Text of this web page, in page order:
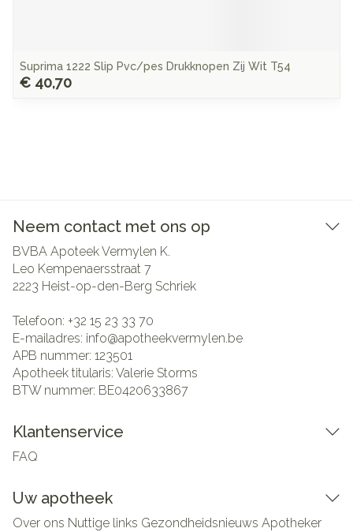
Suprima 1222 Slip Pvc/pes Drukknopen Zij Wit T54
€ 40,70
Neem contact met ons op
BVBA Apoteek Vermylen K.
Leo Kempenaersstraat 7
2223 Heist-op-den-Berg Schriek
Telefoon: +32 15 23 33 70
E-mailadres: info@apotheekvermylen.be
APB nummer: 123501
Apotheek titularis: Valerie Storms
BTW nummer: BE0420633867
Klantenservice
FAQ
Uw apotheek
Over ons Nuttige links Gezondheidsnieuws Apotheker